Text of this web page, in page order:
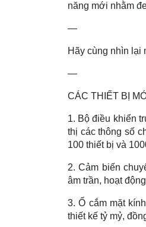
năng mới nhằm
—
Hãy cùng nhìn lại
—
CÁC THIẾT BỊ
1. Bộ điều khiển
thị các thông số
100 thiết bị và
2. Cảm biến
âm trần, hoạt
3. Ổ cắm mặt
thiết kế tỷ mỷ,